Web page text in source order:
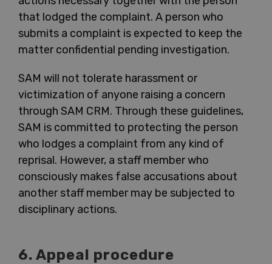
that lodged the complaint. A person who
submits a complaint is expected to keep the
matter confidential pending investigation.
SAM will not tolerate harassment or
victimization of anyone raising a concern
through SAM CRM. Through these guidelines,
SAM is committed to protecting the person
who lodges a complaint from any kind of
reprisal. However, a staff member who
consciously makes false accusations about
another staff member may be subjected to
disciplinary actions.
6. Appeal procedure